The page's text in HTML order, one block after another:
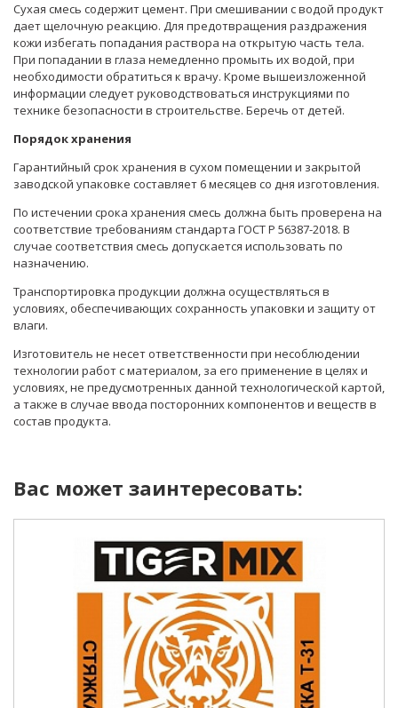
Сухая смесь содержит цемент. При смешивании с водой продукт
дает щелочную реакцию. Для предотвращения раздражения
кожи избегать попадания раствора на открытую часть тела.
При попадании в глаза немедленно промыть их водой, при
необходимости обратиться к врачу. Кроме вышеизложенной
информации следует руководствоваться инструкциями по
технике безопасности в строительстве. Беречь от детей.
Порядок хранения
Гарантийный срок хранения в сухом помещении и закрытой
заводской упаковке составляет 6 месяцев со дня изготовления.
По истечении срока хранения смесь должна быть проверена на
соответствие требованиям стандарта ГОСТ Р 56387-2018. В
случае соответствия смесь допускается использовать по
назначению.
Транспортировка продукции должна осуществляться в
условиях, обеспечивающих сохранность упаковки и защиту от
влаги.
Изготовитель не несет ответственности при несоблюдении
технологии работ с материалом, за его применение в целях и
условиях, не предусмотренных данной технологической картой,
а также в случае ввода посторонних компонентов и веществ в
состав продукта.
Вас может заинтересовать: